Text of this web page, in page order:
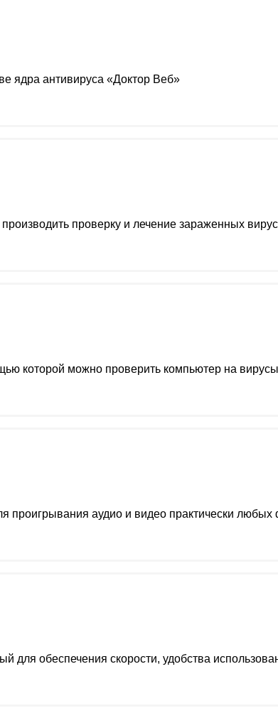
ядра антивируса «Доктор Веб»
проверку и лечение зараженных
которой можно проверить компьютер на
проигрывания аудио и видео практически
для обеспечения скорости, удобства